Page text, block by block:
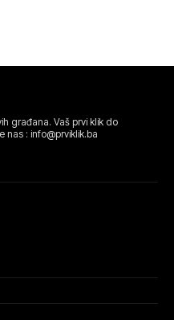
građana. Vaš prvi klik do
nas : info@prviklik.ba